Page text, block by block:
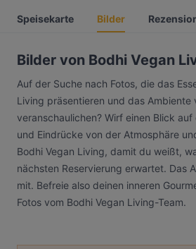
Speisekarte Bilder
Bilder von Bodhi Vegan
Auf der Suche nach Fotos, die das
Living präsentieren und das Ambiente
veranschaulichen? Wirf einen Blick
und Eindrücke von der Atmosphäre
Bodhi Vegan Living, damit du weißt,
nächsten Reservierung erwartet. Das
mit. Befreie also deinen inneren
Fotos vom Bodhi Vegan Living-Team.